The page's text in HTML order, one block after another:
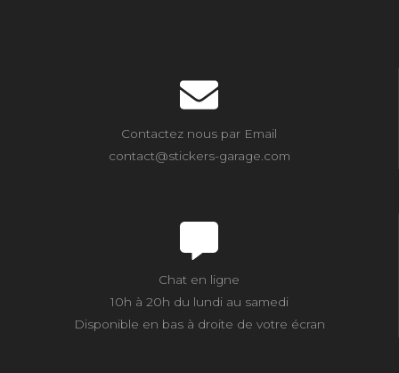
Contactez nous par Email
contact@stickers-garage.com
Chat en ligne
10h à 20h du lundi au samedi
Disponible en bas à droite de votre écran